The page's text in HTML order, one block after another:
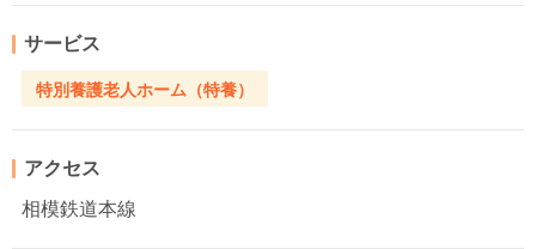
サービス
特別養護老人ホーム（特養）
アクセス
相模鉄道本線